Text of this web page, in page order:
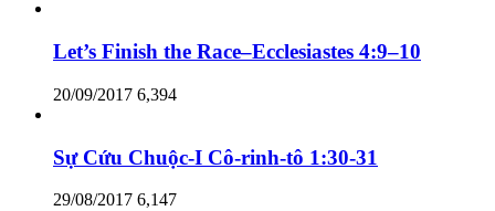
Let’s Finish the Race–Ecclesiastes 4:9–10
20/09/2017 6,394
Sự Cứu Chuộc-I Cô-rinh-tô 1:30-31
29/08/2017 6,147